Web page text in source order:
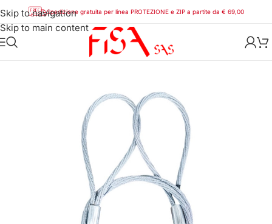
Skip to navigation
Skip to main content
Spedizione gratuita per linea PROTEZIONE e ZIP a partite da € 69,00
Sollevamento